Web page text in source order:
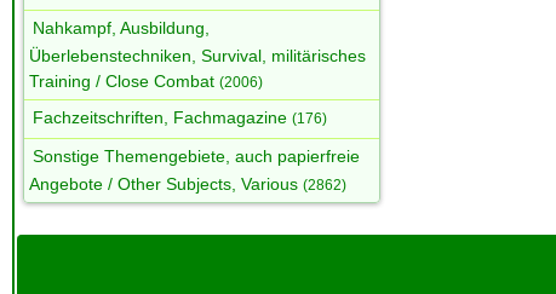
Nahkampf, Ausbildung,
Überlebenstechniken, Survival, militärisches
Training / Close Combat (2006)
Fachzeitschriften, Fachmagazine (176)
Sonstige Themengebiete, auch papierfreie
Angebote / Other Subjects, Various (2862)